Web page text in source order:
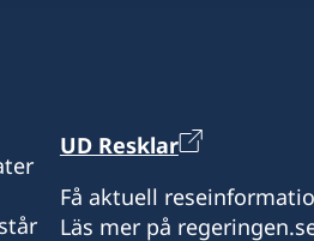
UD Resklar
Få aktuell
Läs mer på